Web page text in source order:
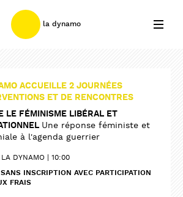
la dynamo
ACCUEILLE 2 JOURNÉES
ET DE RENCONTRES
LE FÉMINISME LIBÉRAL ET
Une réponse féministe et
à l'agenda guerrier
LA DYNAMO
10:00
INSCRIPTION AVEC PARTICIPATION
FRAIS